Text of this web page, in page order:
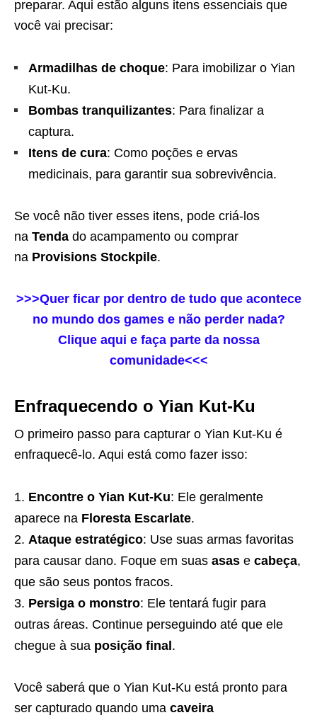
preparar. Aqui estão alguns itens essenciais que
você vai precisar:
Armadilhas de choque: Para imobilizar o Yian
Kut-Ku.
Bombas tranquilizantes: Para finalizar a
captura.
Itens de cura: Como poções e ervas
medicinais, para garantir sua sobrevivência.
Se você não tiver esses itens, pode criá-los
na Tenda do acampamento ou comprar
na Provisions Stockpile.
>>>Quer ficar por dentro de tudo que acontece
no mundo dos games e não perder nada?
Clique aqui e faça parte da nossa
comunidade<<<
Enfraquecendo o Yian Kut-Ku
O primeiro passo para capturar o Yian Kut-Ku é
enfraquecê-lo. Aqui está como fazer isso:
Encontre o Yian Kut-Ku: Ele geralmente
aparece na Floresta Escarlate.
Ataque estratégico: Use suas armas favoritas
para causar dano. Foque em suas asas e cabeça,
que são seus pontos fracos.
Persiga o monstro: Ele tentará fugir para
outras áreas. Continue perseguindo até que ele
chegue à sua posição final.
Você saberá que o Yian Kut-Ku está pronto para
ser capturado quando uma caveira